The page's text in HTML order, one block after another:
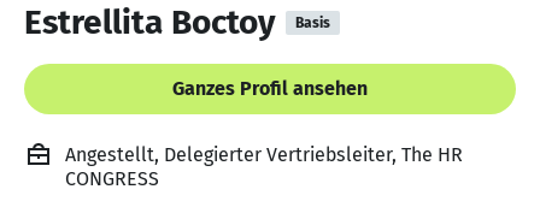
Estrellita Boctoy Basis
Ganzes Profil ansehen
Angestellt, Delegierter Vertriebsleiter, The HR
CONGRESS